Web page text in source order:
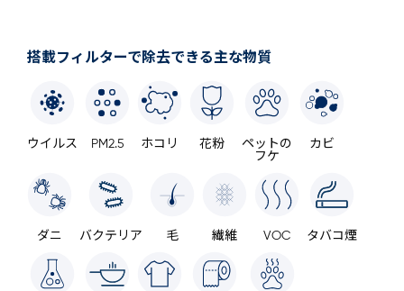
搭載フィルターで除去できる主な物質
ウイルス PM2.5 ホコリ 花粉
ペットの
フケ
カビ
ダニ バクテリア 毛 繊維 VOC タバコ煙